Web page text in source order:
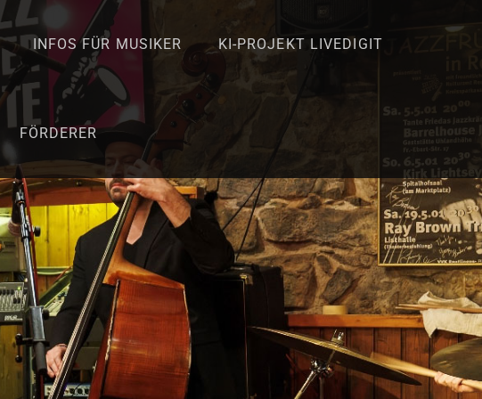
INFOS FÜR MUSIKER KI-PROJEKT LIVEDIGIT
FÖRDERER